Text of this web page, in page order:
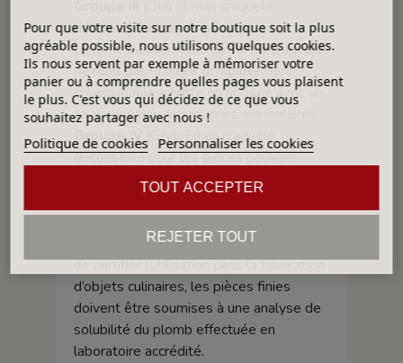
déconseillé pour les pièces pouvant
contenir des aliments car l’effet craquelé
ne rend pas la pièce complètement
imperméable - Fritte composée avec un
taux supérieur aux normes alimentaires.
Groupe IV
(GIV): Émail craquelé,
déconseillé pour les pièces pouvant
contenir des aliments car l’effet craquelé
encapsulé contenant du Cadmium - Afin
de certifier l’utilisation dans la fabrication
d’objets culinaires, les pièces finies
doivent être soumises à une analyse de
solubilité du plomb effectuée en
laboratoire accrédité.
Pour que votre visite sur notre boutique soit la plus
agréable possible, nous utilisons quelques cookies.
Ils nous servent par exemple à mémoriser votre
panier ou à comprendre quelles pages vous plaisent
le plus. C'est vous qui décidez de ce que vous
souhaitez partager avec nous !
Politique de cookies Personnaliser les cookies
REJETER TOUT
TOUT ACCEPTER